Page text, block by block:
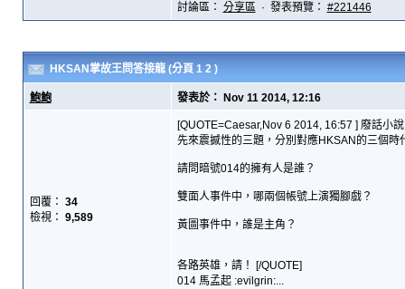
討論區： 分享區· 發表預覽： #221446
HKSAN掌故王問答接龍 (分頁 1 2 )
鮑鮑 發表於： Nov 11 2014, 12:16
回覆： 34
檢視： 9,589
[QUOTE=Caesar,Nov 6 2014, 16:57 ] 廢話小
先來震撼性的三題，分別對應HKSAN的三個時
請問暗號014的擁有人是誰？
雙面人事件中，哪兩個帳號上演獨腳戲？
黃圖事件中，誰是主角？
各路英雄，請！ [/QUOTE]
014 馬孟起 :evilgrin:...